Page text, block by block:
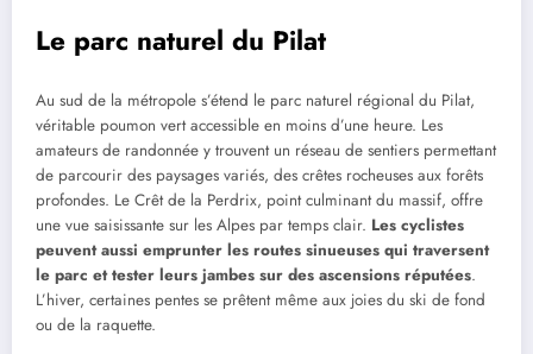
Le parc naturel du Pilat
Au sud de la métropole s’étend le parc naturel régional du Pilat,
véritable poumon vert accessible en moins d’une heure. Les
amateurs de randonnée y trouvent un réseau de sentiers permettant
de parcourir des paysages variés, des crêtes rocheuses aux forêts
profondes. Le Crêt de la Perdrix, point culminant du massif, offre
une vue saisissante sur les Alpes par temps clair. Les cyclistes
peuvent aussi emprunter les routes sinueuses qui traversent
le parc et tester leurs jambes sur des ascensions réputées.
L’hiver, certaines pentes se prêtent même aux joies du ski de fond
ou de la raquette.